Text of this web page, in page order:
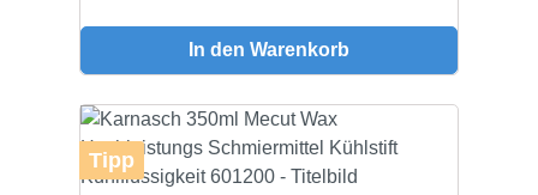
In den Warenkorb
Tipp